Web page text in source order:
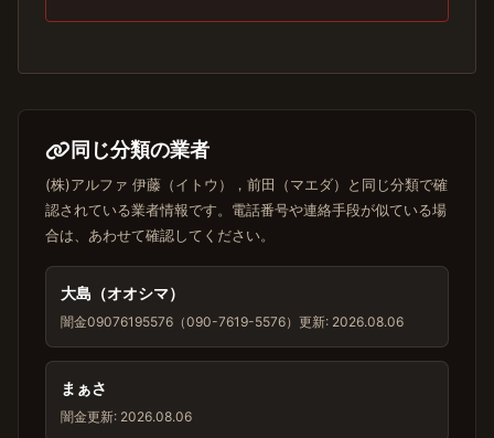
同じ分類の業者
(株)アルファ 伊藤（イトウ），前田（マエダ）と同じ分類で確
認されている業者情報です。電話番号や連絡手段が似ている場
合は、あわせて確認してください。
大島（オオシマ）
闇金09076195576（090-7619-5576） 更新: 2026.08.06
まぁさ
闇金更新: 2026.08.06